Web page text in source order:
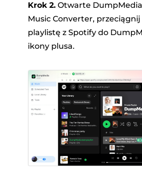
Krok 2.Otwarte
Music Converter,
playlistę z Spotify do
ikony plusa.